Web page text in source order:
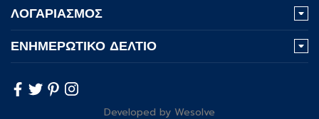
ΛΟΓΑΡΙΑΣΜΟΣ
ΕΝΗΜΕΡΩΤΙΚΟ ΔΕΛΤΙΟ
Developed by Wesolve